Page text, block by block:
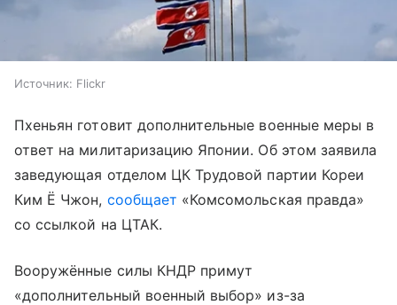
Источник: Flickr
Пхеньян готовит дополнительные военные меры в
ответ на милитаризацию Японии. Об этом заявила
заведующая отделом ЦК Трудовой партии Кореи
Ким Ё Чжон, сообщает «Комсомольская правда»
со ссылкой на ЦТАК.
Вооружённые силы КНДР примут
«дополнительный военный выбор» из-за